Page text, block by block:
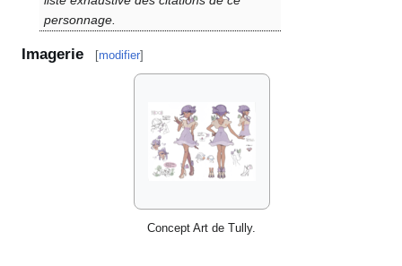
personnage.
Imagerie [modifier]
Concept Art de Tully.